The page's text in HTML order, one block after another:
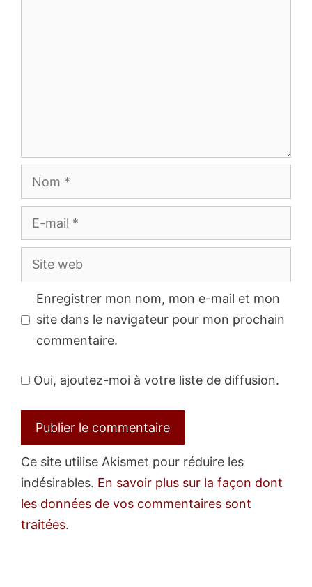
Nom
E-
mail
Site
web
Enregistrer mon nom, mon e-mail et mon
site dans le navigateur pour mon prochain
commentaire.
Oui, ajoutez-moi à votre liste de diffusion.
Ce site utilise Akismet pour réduire les
indésirables. En savoir plus sur la façon dont
les données de vos commentaires sont
traitées.